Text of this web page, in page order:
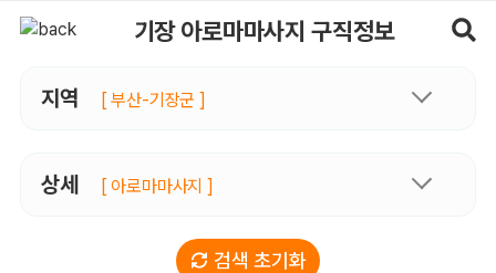
기장 아로마마사지 구직정보
지역 [ 부산-기장군 ]
상세 [ 아로마마사지 ]
검색 초기화